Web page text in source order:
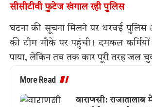
सीसीटीवी फुटेज खंगाल रही पुलिस
घटना की सूचना मिलने पर थरवई पुलिस
की टीम मौके पर पहुंची। दमकल
पाया, लेकिन तब तक कार पूरी तरह जल
More Read
वाराणसी: